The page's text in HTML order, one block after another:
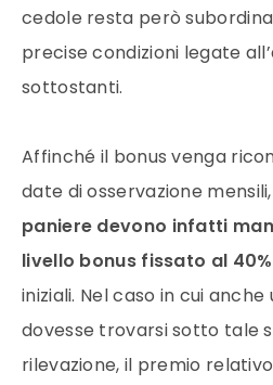
cedole resta però
precise condizioni legate
sottostanti.
Affinché il bonus venga
date di osservazione
paniere devono infatti
livello bonus fissato al 40%
iniziali. Nel caso in cui
dovesse trovarsi sotto tale
rilevazione, il premio